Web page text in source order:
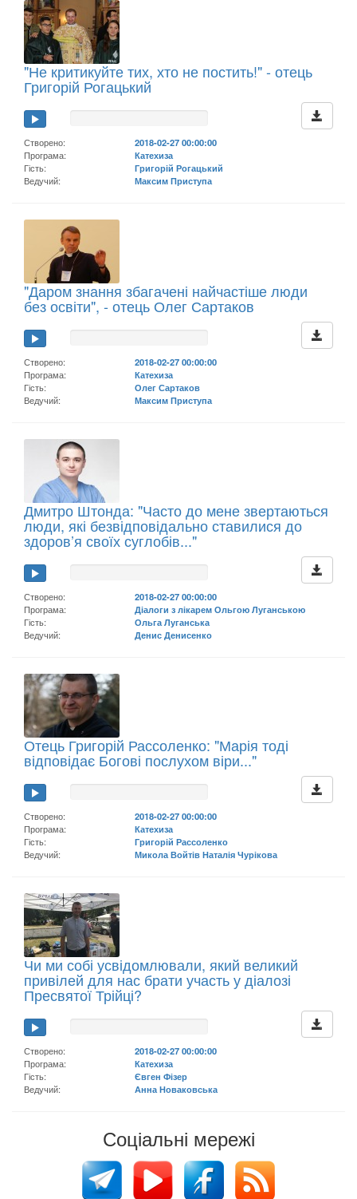
"Не критикуйте тих, хто не постить!" - отець
Григорій Рогацький
Створено:
2018-02-27 00:00:00
Програма:
Катехиза
Гість:
Григорій Рогацький
Ведучий:
Максим Приступа
"Даром знання збагачені найчастіше люди
без освіти", - отець Олег Сартаков
Створено:
2018-02-27 00:00:00
Програма:
Катехиза
Гість:
Олег Сартаков
Ведучий:
Максим Приступа
Дмитро Штонда: "Часто до мене звертаються
люди, які безвідповідально ставилися до
здоров’я своїх суглобів..."
Створено:
2018-02-27 00:00:00
Програма:
Діалоги з лікарем Ольгою Луганською
Гість:
Ольга Луганська
Ведучий:
Денис Денисенко
Отець Григорій Рассоленко: "Марія тоді
відповідає Богові послухом віри..."
Створено:
2018-02-27 00:00:00
Програма:
Катехиза
Гість:
Григорій Рассоленко
Ведучий:
Микола Войтів Наталія Чурікова
Чи ми собі усвідомлювали, який великий
привілей для нас брати участь у діалозі
Пресвятої Трійці?
Створено:
2018-02-27 00:00:00
Програма:
Катехиза
Гість:
Євген Фізер
Ведучий:
Анна Новаковська
Соціальні мережі